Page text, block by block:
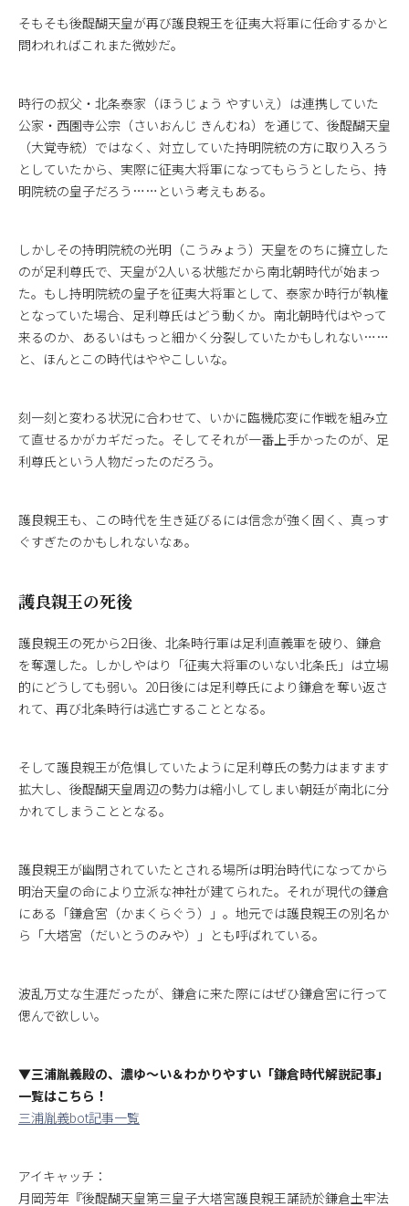
そもそも後醍醐天皇が再び護良親王を征夷大将軍に任命するかと
問われればこれまた微妙だ。
時行の叔父・北条泰家（ほうじょう やすいえ）は連携していた
公家・西園寺公宗（さいおんじ きんむね）を通じて、後醍醐天皇
（大覚寺統）ではなく、対立していた持明院統の方に取り入ろう
としていたから、実際に征夷大将軍になってもらうとしたら、持
明院統の皇子だろう……という考えもある。
しかしその持明院統の光明（こうみょう）天皇をのちに擁立した
のが足利尊氏で、天皇が2人いる状態だから南北朝時代が始まっ
た。もし持明院統の皇子を征夷大将軍として、泰家か時行が執権
となっていた場合、足利尊氏はどう動くか。南北朝時代はやって
来るのか、あるいはもっと細かく分裂していたかもしれない……
と、ほんとこの時代はややこしいな。
刻一刻と変わる状況に合わせて、いかに臨機応変に作戦を組み立
て直せるかがカギだった。そしてそれが一番上手かったのが、足
利尊氏という人物だったのだろう。
護良親王も、この時代を生き延びるには信念が強く固く、真っす
ぐすぎたのかもしれないなぁ。
護良親王の死後
護良親王の死から2日後、北条時行軍は足利直義軍を破り、鎌倉
を奪還した。しかしやはり「征夷大将軍のいない北条氏」は立場
的にどうしても弱い。20日後には足利尊氏により鎌倉を奪い返さ
れて、再び北条時行は逃亡することとなる。
そして護良親王が危惧していたように足利尊氏の勢力はますます
拡大し、後醍醐天皇周辺の勢力は縮小してしまい朝廷が南北に分
かれてしまうこととなる。
護良親王が幽閉されていたとされる場所は明治時代になってから
明治天皇の命により立派な神社が建てられた。それが現代の鎌倉
にある「鎌倉宮（かまくらぐう）」。地元では護良親王の別名か
ら「大塔宮（だいとうのみや）」とも呼ばれている。
波乱万丈な生涯だったが、鎌倉に来た際にはぜひ鎌倉宮に行って
偲んで欲しい。
▼三浦胤義殿の、濃ゆ～い＆わかりやすい「鎌倉時代解説記事」
一覧はこちら！
三浦胤義bot記事一覧
アイキャッチ：
月岡芳年『後醍醐天皇第三皇子大塔宮護良親王誦読於鎌倉土牢法